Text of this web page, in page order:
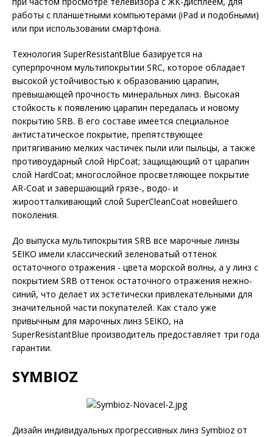
работы с планшетными компьютерами (iPad и подобными)
или при использовании смартфона.
Технология SuperResistantBlue базируется на
суперпрочном мультипокрытии SRC, которое обладает
высокой устойчивостью к образованию царапин,
превышающей прочность минеральных линз. Высокая
стойкость к появлению царапин передалась и новому
покрытию SRB. В его составе имеется специальное
антистатическое покрытие, препятствующее
притягиванию мелких частичек пыли или пыльцы, а также
противоударный слой HipCoat; защищающий от царапин
слой HardCoat; многослойное просветляющее покрытие
AR-Coat и завершающий грязе-, водо- и
жироотталкивающий слой SuperCleanCoat новейшего
поколения.
До выпуска мультипокрытия SRB все марочные линзы
SEIKO имели классический зеленоватый оттенок
остаточного отражения - цвета морской волны, а у линз с
покрытием SRB оттенок остаточного отражения нежно-
синий, что делает их эстетически привлекательными для
значительной части покупателей. Как стало уже
привычным для марочных линз SEIKO, на
SuperResistantBlue производитель предоставляет три года
гарантии.
SYMBIOZ
Дизайн индивидуальных прогрессивных линз Symbioz от